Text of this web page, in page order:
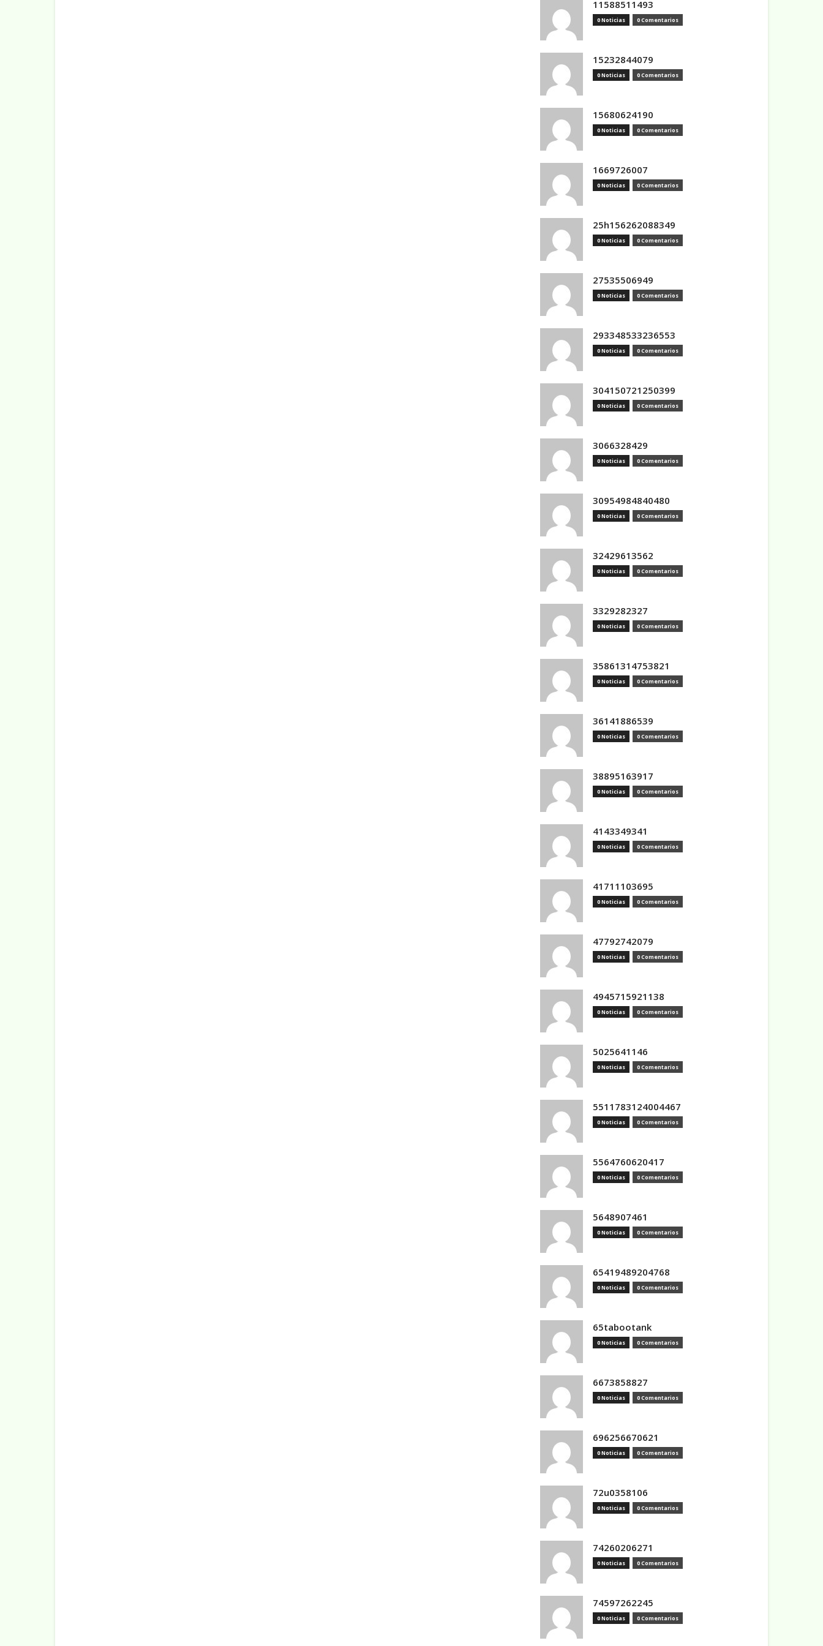
11588511493
0 Noticias 0 Comentarios
15232844079
0 Noticias 0 Comentarios
15680624190
0 Noticias 0 Comentarios
1669726007
0 Noticias 0 Comentarios
25h156262088349
0 Noticias 0 Comentarios
27535506949
0 Noticias 0 Comentarios
293348533236553
0 Noticias 0 Comentarios
304150721250399
0 Noticias 0 Comentarios
3066328429
0 Noticias 0 Comentarios
30954984840480
0 Noticias 0 Comentarios
32429613562
0 Noticias 0 Comentarios
3329282327
0 Noticias 0 Comentarios
35861314753821
0 Noticias 0 Comentarios
36141886539
0 Noticias 0 Comentarios
38895163917
0 Noticias 0 Comentarios
4143349341
0 Noticias 0 Comentarios
41711103695
0 Noticias 0 Comentarios
47792742079
0 Noticias 0 Comentarios
4945715921138
0 Noticias 0 Comentarios
5025641146
0 Noticias 0 Comentarios
5511783124004467
0 Noticias 0 Comentarios
5564760620417
0 Noticias 0 Comentarios
5648907461
0 Noticias 0 Comentarios
65419489204768
0 Noticias 0 Comentarios
65tabootank
0 Noticias 0 Comentarios
6673858827
0 Noticias 0 Comentarios
696256670621
0 Noticias 0 Comentarios
72u0358106
0 Noticias 0 Comentarios
74260206271
0 Noticias 0 Comentarios
74597262245
0 Noticias 0 Comentarios